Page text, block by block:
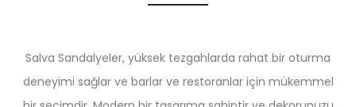
Salva Sandalyeler, yüksek tezgahlarda rahat bir oturma
deneyimi sağlar ve barlar ve restoranlar için mükemmel